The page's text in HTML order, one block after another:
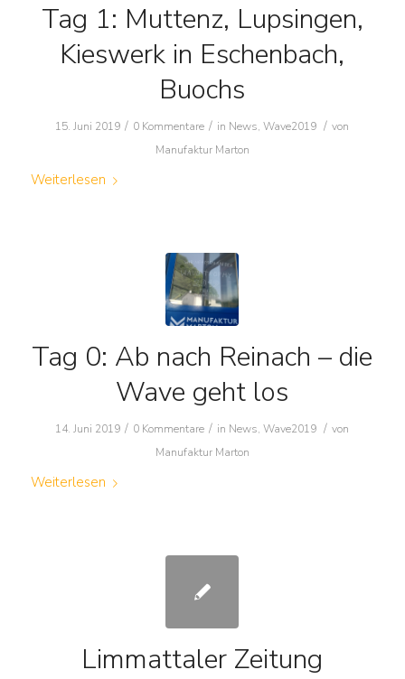
Tag 1: Muttenz, Lupsingen,
Kieswerk in Eschenbach,
Buochs
15. Juni 2019 / 0 Kommentare / in News,Wave2019 / von
Manufaktur Marton
Weiterlesen
Tag 0: Ab nach Reinach – die
Wave geht los
14. Juni 2019 / 0 Kommentare / in News,Wave2019 / von
Manufaktur Marton
Weiterlesen
Limmattaler Zeitung